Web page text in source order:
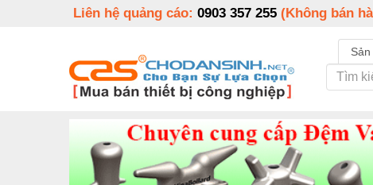
Liên hệ quảng cáo: 0903 357 255 (Không bán